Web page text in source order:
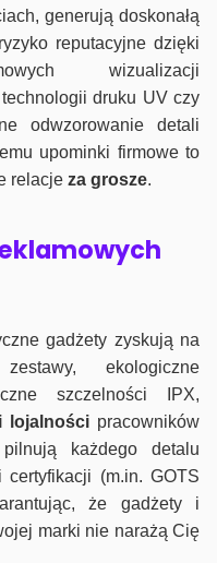
generują doskonałą
reputacyjne dzięki
wizualizacji
druku UV czy
odwzorowanie detali
upominki firmowe to
relacje za grosze.
gadżety zyskują na
ekologiczne
szczelności IPX,
lojalnościpracowników
każdego detalu
(m.in. GOTS
że gadżety i
marki nie narażą Cię